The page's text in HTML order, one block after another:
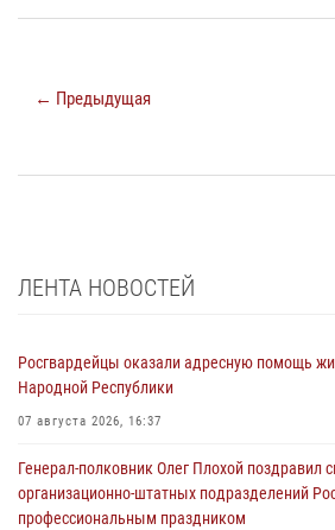
← Предыдущая
ЛЕНТА НОВОСТЕЙ
Росгвардейцы оказали адресную помощь
Народной Республики
07 августа 2026, 16:37
Генерал-полковник Олег Плохой поздравил
организационно-штатных подразделений
профессиональным праздником